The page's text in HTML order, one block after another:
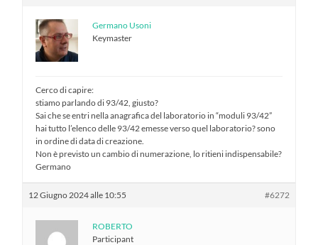
Germano Usoni
Keymaster
Cerco di capire:
stiamo parlando di 93/42, giusto?
Sai che se entri nella anagrafica del laboratorio in “moduli 93/42”
hai tutto l’elenco delle 93/42 emesse verso quel laboratorio? sono
in ordine di data di creazione.
Non è previsto un cambio di numerazione, lo ritieni indispensabile?
Germano
12 Giugno 2024 alle 10:55 #6272
ROBERTO
Participant